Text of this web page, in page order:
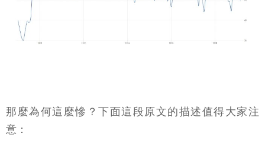
那麼為何這麼慘？下面這段原文的描述值得大家注
意：